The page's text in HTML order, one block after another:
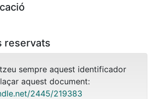
reservats
sempre aquest identificador
aquest document:
2445/219383